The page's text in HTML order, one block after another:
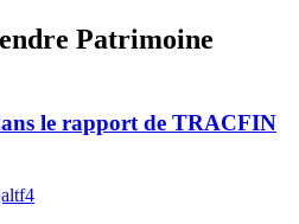
Patrimoine
le rapport de TRACFIN